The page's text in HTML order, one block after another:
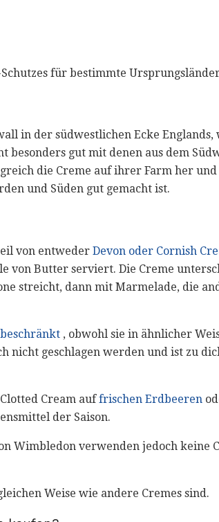
für bestimmte
in der südwestlichen Ecke
gut mit denen aus dem
die Creme auf ihrer Farm her und
und Süden gut gemacht ist.
von entweder Devon oder Cornish
von Butter serviert. Die Creme
streicht, dann mit Marmelade, die
, obwohl sie in ähnlicher
nicht geschlagen werden und ist zu
Cream auffrischen Erdbeeren
der Saison.
Wimbledon verwenden jedoch keine
Weise wie andere Cremes sind.